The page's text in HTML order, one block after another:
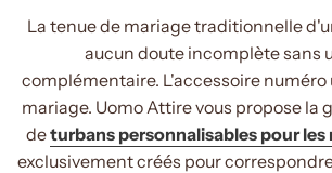
La tenue de mariage traditionnelle
aucun doute incomplète sans
complémentaire. L'accessoire numéro
mariage. Uomo Attire vous propose la
deturbans personnalisables pour les
exclusivement créés pour